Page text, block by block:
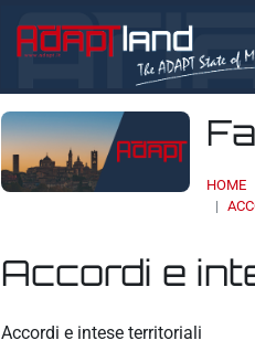
HOME
Accordi e
Accordi e intese territoriali